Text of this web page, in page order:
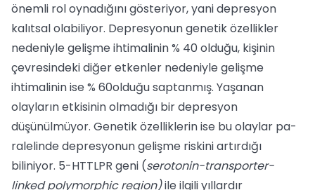
önemli rol oyna­dığını gösteriyor, yani depresyon
kalıtsal olabiliyor. Depresyonun genetik özellik­ler
nedeniyle gelişme ihtimalinin % 40 ol­duğu, kişinin
çevresindeki diğer etkenler nedeniyle gelişme
ihtimalinin ise % 60olduğu saptanmış. Yaşanan
olayların etkisi­nin olmadığı bir depresyon
düşünülmü­yor. Genetik özelliklerin ise bu olaylar pa­
ralelinde depresyonun gelişme riskini ar­tırdığı
biliniyor. 5-HTTLPR geni (serotonin-transporter-
linked polymorphic region)ile ilgili yıllardır